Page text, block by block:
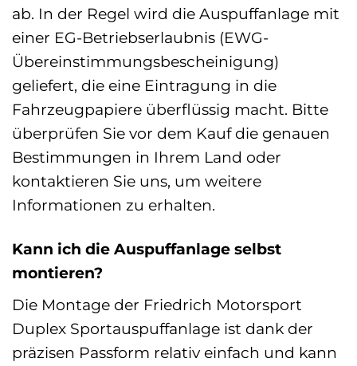
ab. In der Regel wird die Auspuffanlage mit
einer EG-Betriebserlaubnis (EWG-
Übereinstimmungsbescheinigung)
geliefert, die eine Eintragung in die
Fahrzeugpapiere überflüssig macht. Bitte
überprüfen Sie vor dem Kauf die genauen
Bestimmungen in Ihrem Land oder
kontaktieren Sie uns, um weitere
Informationen zu erhalten.
Kann ich die Auspuffanlage selbst
montieren?
Die Montage der Friedrich Motorsport
Duplex Sportauspuffanlage ist dank der
präzisen Passform relativ einfach und kann